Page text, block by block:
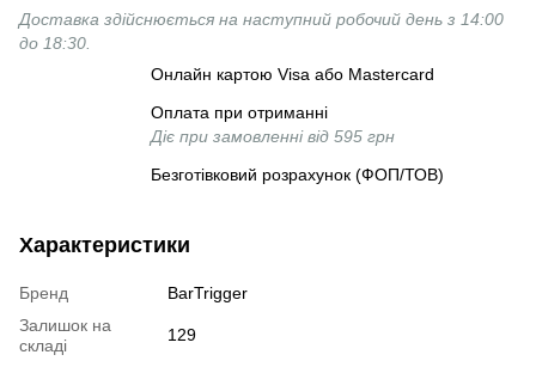
Доставка здійснюється на наступний робочий день з 14:00
до 18:30.
Онлайн картою Visa або Mastercard
Оплата при отриманні
Діє при замовленні від 595 грн
Безготівковий розрахунок (ФОП/ТОВ)
Характеристики
Бренд
BarTrigger
Залишок на
складі
129